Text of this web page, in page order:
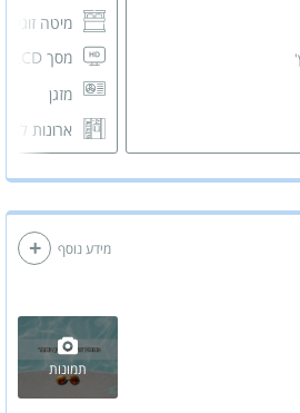
מיטה זוגית
מסך LCD
מזגן
ארונות
תמונות
מידע נוסף